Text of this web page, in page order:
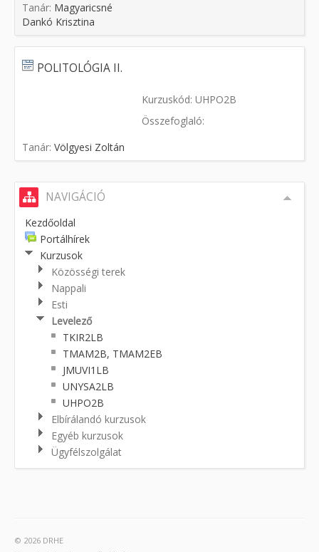
Tanár: Magyaricsné
Dankó Krisztina
POLITOLÓGIA II.
Kurzuskód: UHPO2B
Összefoglaló:
Tanár: Völgyesi Zoltán
NAVIGÁCIÓ
Kezdőoldal
Portálhírek
Kurzusok
Közösségi terek
Nappali
Esti
Levelező
TKIR2LB
TMAM2B, TMAM2EB
JMUVI1LB
UNYSA2LB
UHPO2B
Elbírálandó kurzusok
Egyéb kurzusok
Ügyfélszolgálat
© 2026 DRHE